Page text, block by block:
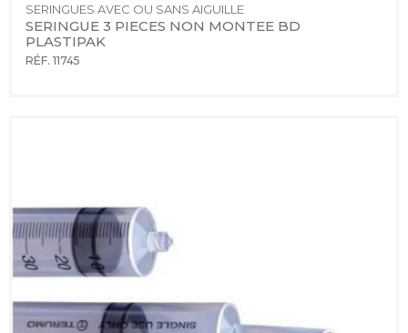
SERINGUES AVEC OU SANS AIGUILLE
SERINGUE 3 PIECES NON MONTEE BD
PLASTIPAK
RÉF. 11745